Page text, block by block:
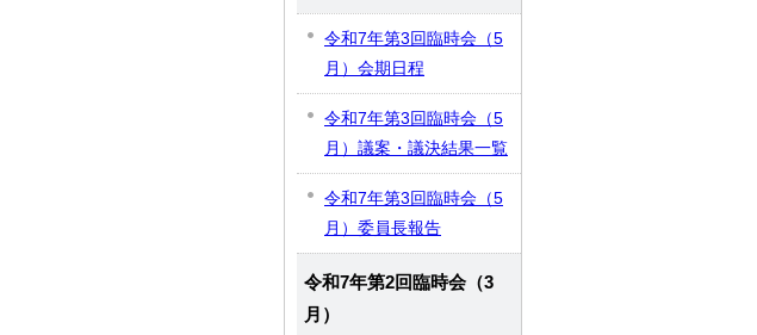
令和7年第3回臨時会（5
月）会期日程
令和7年第3回臨時会（5
月）議案・議決結果一覧
令和7年第3回臨時会（5
月）委員長報告
令和7年第2回臨時会（3
月）